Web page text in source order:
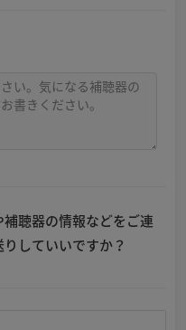
補聴器の情報などをご連
していいですか？